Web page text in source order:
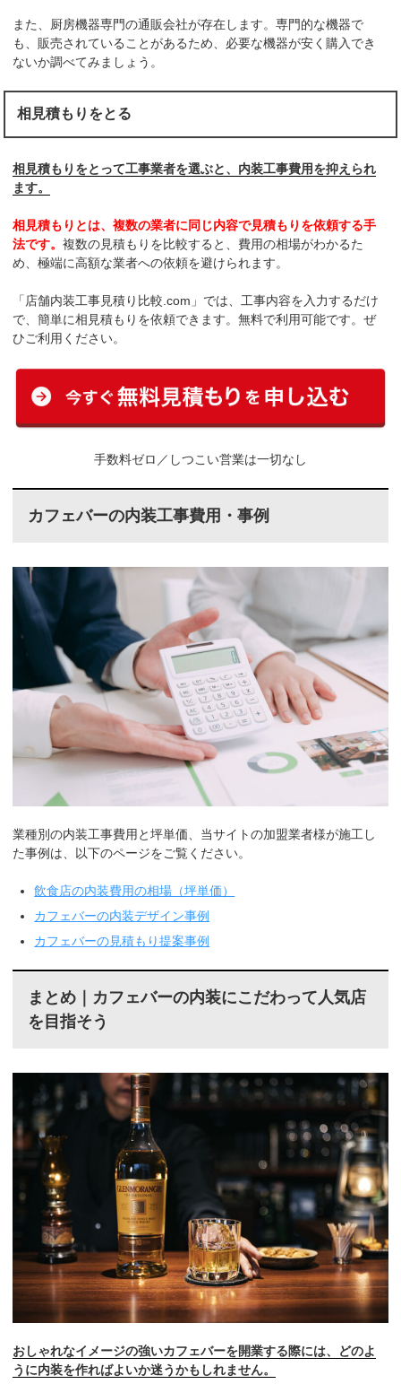
また、厨房機器専門の通販会社が存在します。専門的な機器で
も、販売されていることがあるため、必要な機器が安く購入でき
ないか調べてみましょう。
相見積もりをとる
相見積もりをとって工事業者を選ぶと、内装工事費用を抑えられ
ます。
相見積もりとは、複数の業者に同じ内容で見積もりを依頼する手
法です。複数の見積もりを比較すると、費用の相場がわかるた
め、極端に高額な業者への依頼を避けられます。
「店舗内装工事見積り比較.com」では、工事内容を入力するだけ
で、簡単に相見積もりを依頼できます。無料で利用可能です。ぜ
ひご利用ください。
手数料ゼロ／しつこい営業は一切なし
カフェバーの内装工事費用・事例
業種別の内装工事費用と坪単価、当サイトの加盟業者様が施工し
た事例は、以下のページをご覧ください。
飲食店の内装費用の相場（坪単価）
カフェバーの内装デザイン事例
カフェバーの見積もり提案事例
まとめ｜カフェバーの内装にこだわって人気店
を目指そう
おしゃれなイメージの強いカフェバーを開業する際には、どのよ
うに内装を作ればよいか迷うかもしれません。